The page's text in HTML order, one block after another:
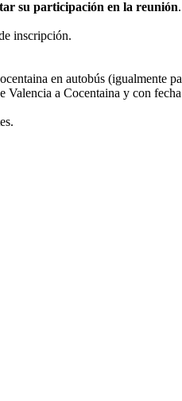
su participación en la reunión.
inscripción.
en autobús (igualmente
a Cocentaina y con